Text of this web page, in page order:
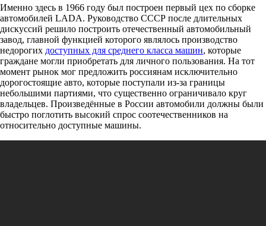
Именно здесь в 1966 году был построен первый цех по сборке
автомобилей LADA. Руководство СССР после длительных
дискуссий решило построить отечественный автомобильный
завод, главной функцией которого являлось производство
недорогих доступных для среднего класса машин, которые
граждане могли приобретать для личного пользования. На тот
момент рынок мог предложить россиянам исключительно
дорогостоящие авто, которые поступали из-за границы
небольшими партиями, что существенно ограничивало круг
владельцев. Произведённые в России автомобили должны были
быстро поглотить высокий спрос соотечественников на
относительно доступные машины.